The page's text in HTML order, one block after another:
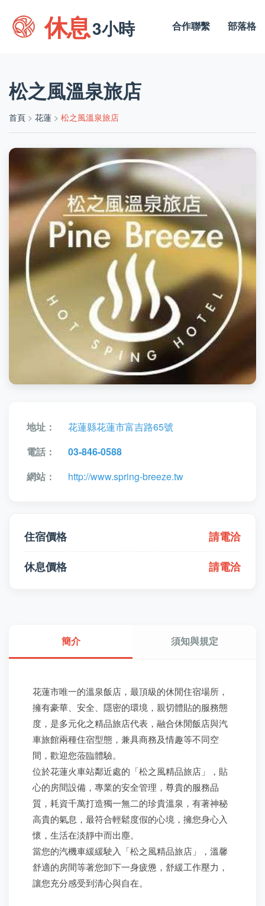
休息3小時 合作聯繫 部落格
松之風溫泉旅店
首頁 > 花蓮 > 松之風溫泉旅店
地址：
花蓮縣花蓮市富吉路65號
電話：
03-846-0588
網站：
http://www.spring-breeze.tw
住宿價格
請電洽
休息價格
請電洽
簡介 須知與規定
花蓮市唯一的溫泉飯店，最頂級的休閒住宿場所，
擁有豪華、安全、隱密的環境，親切體貼的服務態
度，是多元化之精品旅店代表，融合休閒飯店與汽
車旅館兩種住宿型態，兼具商務及情趣等不同空
間，歡迎您蒞臨體驗。
位於花蓮火車站鄰近處的「松之風精品旅店」，貼
心的房間設備，專業的安全管理，尊貴的服務品
質，耗資千萬打造獨一無二的珍貴溫泉，有著神秘
高貴的氣息，最符合輕鬆度假的心境，擁您身心入
懷，生活在淡靜中而出塵。
當您的汽機車緩緩駛入「松之風精品旅店」，溫馨
舒適的房間等著您卸下一身疲憊，舒緩工作壓力，
讓您充分感受到清心與自在。